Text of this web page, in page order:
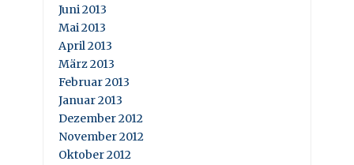
Juni 2013
Mai 2013
April 2013
März 2013
Februar 2013
Januar 2013
Dezember 2012
November 2012
Oktober 2012